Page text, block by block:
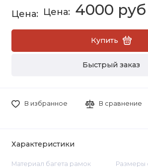
4000 руб
Купить
Быстрый заказ
В избранное В сравнение
Характеристики
Материал багета рамок Размеры